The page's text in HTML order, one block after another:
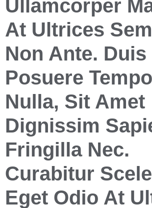
Ullamcorper
At Ultrices
Non Ante. Duis
Posuere
Nulla, Sit Amet
Dignissim
Fringilla Nec.
Curabitur
Eget Odio At